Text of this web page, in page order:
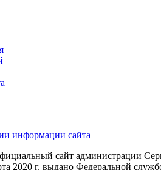
информации сайта
сайт администрации
г. выдано Федеральной